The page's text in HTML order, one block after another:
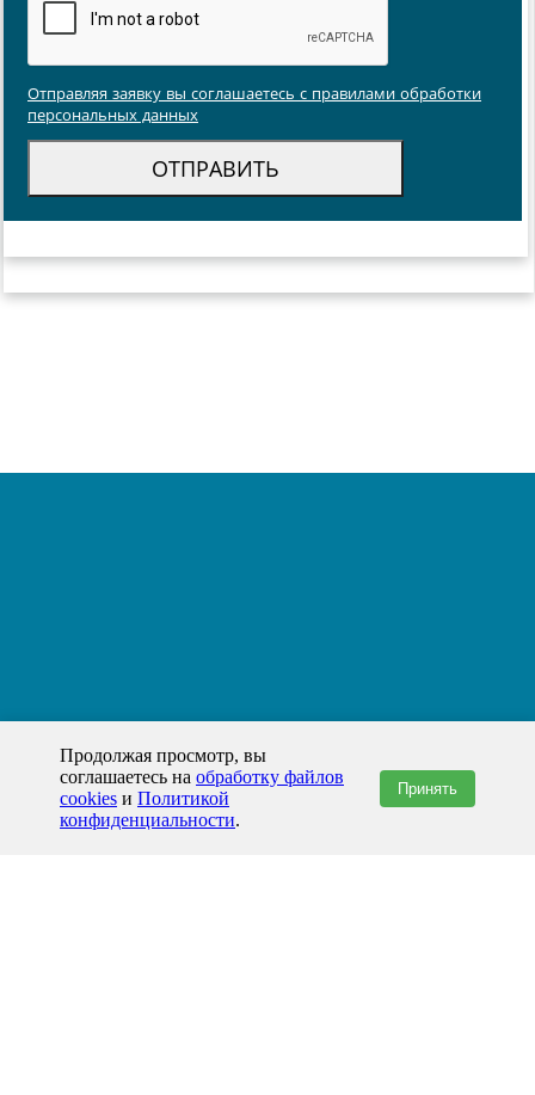
Отправляя заявку вы соглашаетесь с правилами обработки
персональных данных
Продолжая просмотр, вы
соглашаетесь на обработку файлов
cookies и Политикой
конфиденциальности.
Принять